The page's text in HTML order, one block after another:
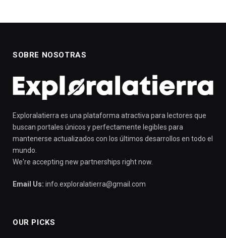
SOBRE NOSOTRAS
Exploralatierra es una plataforma atractiva para lectores que
buscan portales únicos y perfectamente legibles para
mantenerse actualizados con los últimos desarrollos en todo el
mundo.
We're accepting new partnerships right now.
Email Us: info.exploralatierra@gmail.com
OUR PICKS